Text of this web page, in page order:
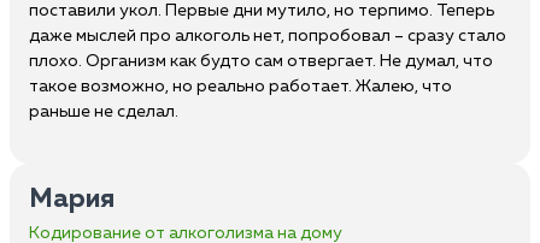
поставили укол. Первые дни мутило, но терпимо. Теперь
даже мыслей про алкоголь нет, попробовал – сразу стало
плохо. Организм как будто сам отвергает. Не думал, что
такое возможно, но реально работает. Жалею, что
раньше не сделал.
Мария
Кодирование от алкоголизма на дому